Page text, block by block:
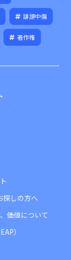
誹謗中傷
著作権
探しの方へ
価値について
）